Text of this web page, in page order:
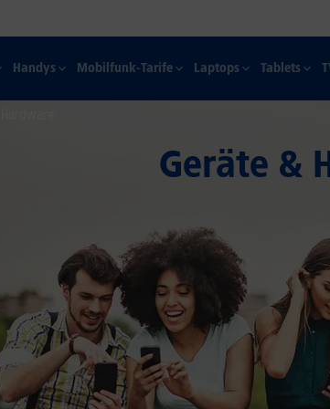
Handys Mobilfunk-Tarife Laptops Tablets
Geräte &